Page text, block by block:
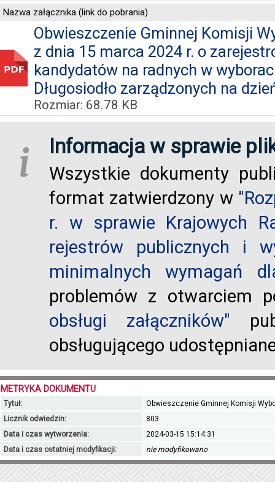
Nazwa załącznika (link do pobrania)
Obwieszczenie Gminnej Komisji
z dnia 15 marca 2024 r. o
kandydatów na radnych w
Długosiodło zarządzonych na
Rozmiar: 68.78 KB
i Informacja w sprawie
Wszystkie dokumenty
format zatwierdzony w
r. w sprawie Krajowych
rejestrów publicznych i
minimalnych wymagań
problemów z otwarciem
obsługi załączników"
obsługującego
METRYKA DOKUMENTU
Tytuł:
Obwieszczenie Gminnej Komisji
Licznik odwiedzin:
803
Data i czas wytworzenia:
2024-03-15 15:14:31
Data i czas ostatniej modyfikacji:
nie modyfikowano